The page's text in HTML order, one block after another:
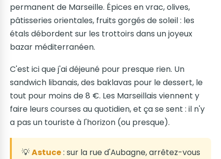
permanent de Marseille. Épices en vrac, olives,
pâtisseries orientales, fruits gorgés de soleil : les
étals débordent sur les trottoirs dans un joyeux
bazar méditerranéen.
C'est ici que j'ai déjeuné pour presque rien. Un
sandwich libanais, des baklavas pour le dessert, le
tout pour moins de 8 €. Les Marseillais viennent y
faire leurs courses au quotidien, et ça se sent : il n'y
a pas un touriste à l'horizon (ou presque).
💡Astuce: sur la rue d'Aubagne, arrêtez-vous